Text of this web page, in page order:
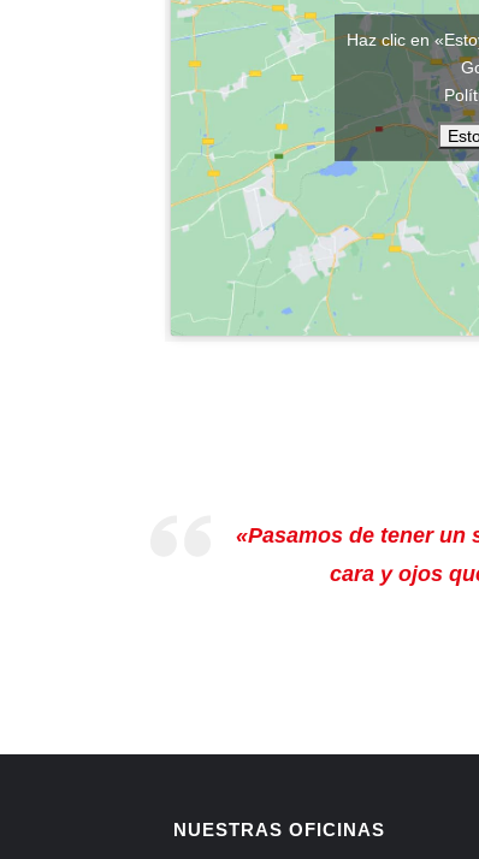
Haz clic en
«Pasamos de tener un
cara y ojos
NUESTRAS OFICINAS